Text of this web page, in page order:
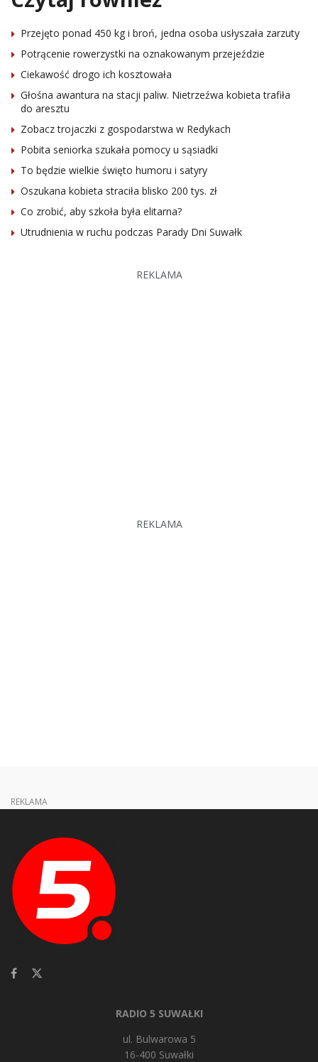
Przejęto ponad 450 kg i broń, jedna osoba usłyszała zarzuty
Potrącenie rowerzystki na oznakowanym przejeździe
Ciekawość drogo ich kosztowała
Głośna awantura na stacji paliw. Nietrzeźwa kobieta trafiła
do aresztu
Zobacz trojaczki z gospodarstwa w Redykach
Pobita seniorka szukała pomocy u sąsiadki
To będzie wielkie święto humoru i satyry
Oszukana kobieta straciła blisko 200 tys. zł
Co zrobić, aby szkoła była elitarna?
Utrudnienia w ruchu podczas Parady Dni Suwałk
REKLAMA
REKLAMA
REKLAMA
RADIO 5 SUWAŁKI
ul. Bulwarowa 5
16-400 Suwałki